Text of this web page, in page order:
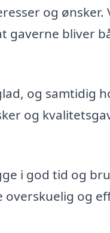
og ønsker.
gaverne bliver
og samtidig
og
i god tid og
og